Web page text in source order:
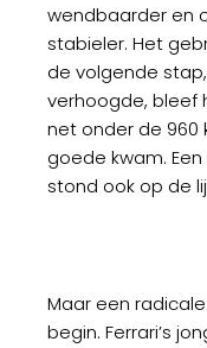
wendbaarder en
stabieler. Het
de volgende
verhoogde, bleef
net onder de 960
goede kwam.
stond ook op de
Maar een
begin. Ferrari’s